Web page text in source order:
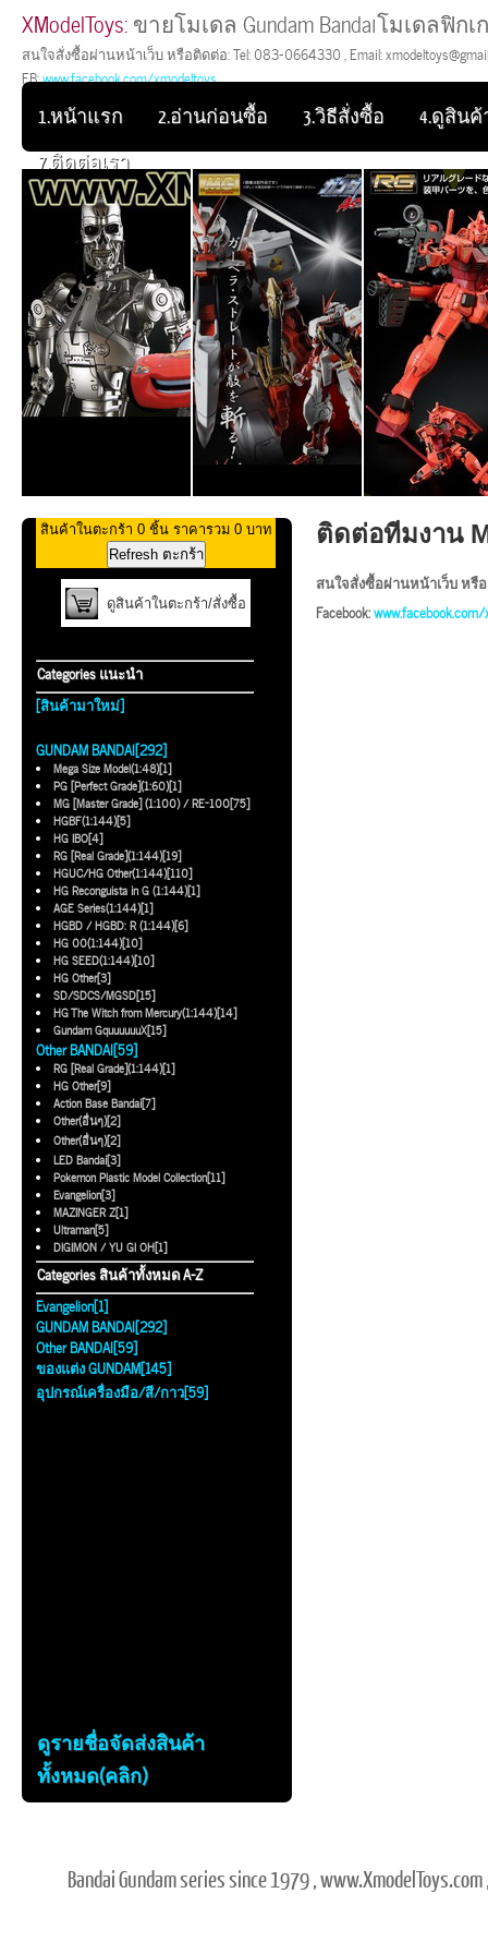
XModelToys: ขายโมเดล Gundam Bandaiโมเดลฟิ
สนใจสั่งซื้อผ่านหน้าเว็บ หรือติดต่อ: Tel: 083-0664330 , Email:
FB:www.facebook.com/xmodeltoys
1.หน้าแรก 2.อ่านก่อนซื้อ 3.วิธีสั่งซื้อ
4.ดูสิน
7.ติดต่อเรา
สินค้าในตะกร้า 0 ชิ้น ราคารวม 0 บาท
ดูสินค้าในตะกร้า/สั่งซื้อ
Categories แนะนำ
[สินค้ามาใหม่]
GUNDAM BANDAI[292]
Mega Size Model(1:48)[1]
PG [Perfect Grade](1:60)[1]
MG [Master Grade] (1:100) / RE-100[75]
HGBF(1:144)[5]
HG IBO[4]
RG [Real Grade](1:144)[19]
HGUC/HG Other(1:144)[110]
HG Reconguista in G (1:144)[1]
AGE Series(1:144)[1]
HGBD / HGBD: R (1:144)[6]
HG 00(1:144)[10]
HG SEED(1:144)[10]
HG Other[3]
SD/SDCS/MGSD[15]
HG The Witch from Mercury(1:144)[14]
Gundam GquuuuuuX[15]
Other BANDAI[59]
RG [Real Grade](1:144)[1]
HG Other[9]
Action Base Bandai[7]
Other(อื่นๆ)[2]
Other(อื่นๆ)[2]
LED Bandai[3]
Pokemon Plastic Model Collection[11]
Evangelion[3]
MAZINGER Z[1]
Ultraman[5]
DIGIMON / YU GI OH[1]
Categories สินค้าทั้งหมด A-Z
Evangelion[1]
GUNDAM BANDAI[292]
Other BANDAI[59]
ของแต่ง GUNDAM[145]
อุปกรณ์เครื่องมือ/สี/กาว[59]
ดูรายชื่อจัดส่งสินค้า
ทั้งหมด(คลิก)
ติดต่อทีมงาน
สนใจสั่งซื้อผ่านหน้าเว็บ หรือติ
Facebook:
Bandai Gundam series since 1979 ,